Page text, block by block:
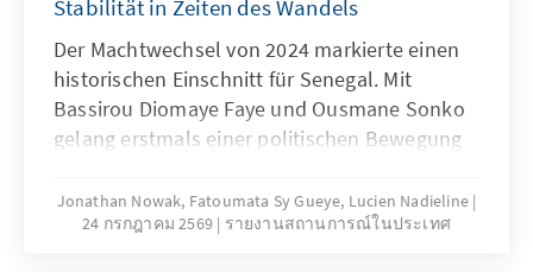
Stabilität in Zeiten des Wandels
Der Machtwechsel von 2024 markierte einen
historischen Einschnitt für Senegal. Mit
Bassirou Diomaye Faye und Ousmane Sonko
gelang erstmals einer politischen Bewegung
Einzug in den Präsidentenpalast und die
Übernahme der parlamentarischen Mehrheit.
Jonathan Nowak, Fatoumata Sy Gueye, Lucien Nadieline
24 กรกฎาคม 2569
รายงานสถานการณ์ในประเทศ